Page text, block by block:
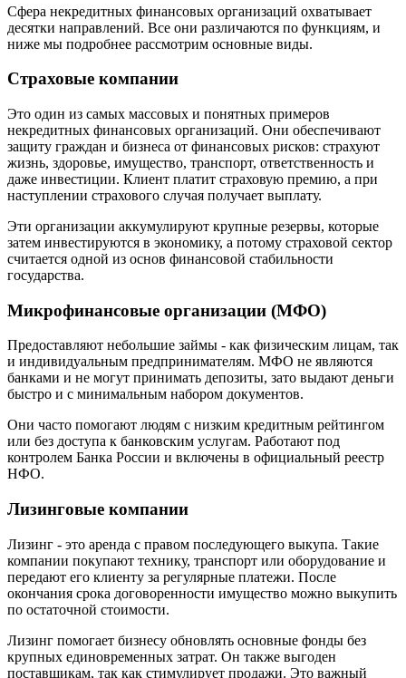
Сфера некредитных финансовых организаций охватывает
десятки направлений. Все они различаются по функциям, и
ниже мы подробнее рассмотрим основные виды.
Страховые компании
Это один из самых массовых и понятных примеров
некредитных финансовых организаций. Они обеспечивают
защиту граждан и бизнеса от финансовых рисков: страхуют
жизнь, здоровье, имущество, транспорт, ответственность и
даже инвестиции. Клиент платит страховую премию, а при
наступлении страхового случая получает выплату.
Эти организации аккумулируют крупные резервы, которые
затем инвестируются в экономику, а потому страховой сектор
считается одной из основ финансовой стабильности
государства.
Микрофинансовые организации (МФО)
Предоставляют небольшие займы - как физическим лицам, так
и индивидуальным предпринимателям. МФО не являются
банками и не могут принимать депозиты, зато выдают деньги
быстро и с минимальным набором документов.
Они часто помогают людям с низким кредитным рейтингом
или без доступа к банковским услугам. Работают под
контролем Банка России и включены в официальный реестр
НФО.
Лизинговые компании
Лизинг - это аренда с правом последующего выкупа. Такие
компании покупают технику, транспорт или оборудование и
передают его клиенту за регулярные платежи. После
окончания срока договоренности имущество можно выкупить
по остаточной стоимости.
Лизинг помогает бизнесу обновлять основные фонды без
крупных единовременных затрат. Он также выгоден
поставщикам, так как стимулирует продажи. Это важный